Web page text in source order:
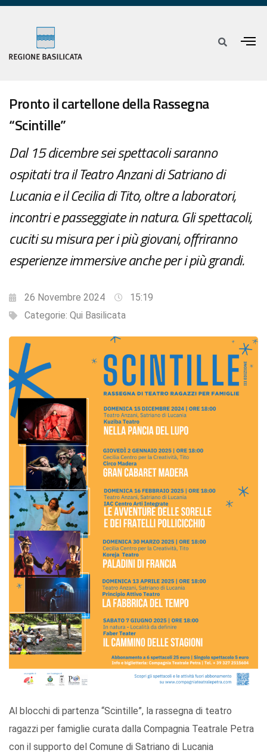
Pronto il cartellone della Rassegna
“Scintille”
Dal 15 dicembre sei spettacoli saranno
ospitati tra il Teatro Anzani di Satriano di
Lucania e il Cecilia di Tito, oltre a laboratori,
incontri e passeggiate in natura. Gli spettacoli,
cuciti su misura per i più giovani, offriranno
esperienze immersive anche per i più grandi.
26 Novembre 2024
15:19
Categorie: Qui Basilicata
Al blocchi di partenza “Scintille”, la rassegna di teatro
ragazzi per famiglie curata dalla Compagnia Teatrale Petra
con il supporto del Comune di Satriano di Lucania